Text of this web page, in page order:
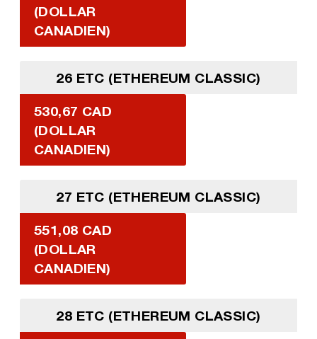
(DOLLAR
CANADIEN)
26 ETC (ETHEREUM CLASSIC)
530,67 CAD
(DOLLAR
CANADIEN)
27 ETC (ETHEREUM CLASSIC)
551,08 CAD
(DOLLAR
CANADIEN)
28 ETC (ETHEREUM CLASSIC)